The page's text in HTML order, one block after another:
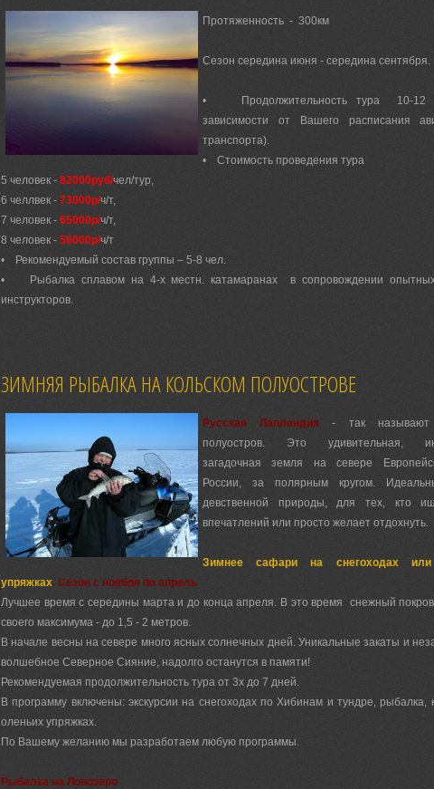
Протяженность - 300км
Сезон середина июня - середина сентября.
• Продолжительность тура 10-
зависимости от Вашего расписания
транспорта).
• Стоимость проведения тура
5 человек - 82000руб/чел/тур,
6 челлвек - 73000р/ч/т,
7 человек - 65000р/ч/т,
8 человек - 56000р/ч/т
• Рекомендуемый состав группы – 5-8 чел.
• Рыбалка сплавом на 4-х местн. катамаранах в сопровождении
инструкторов.
ЗИМНЯЯ РЫБАЛКА НА КОЛЬСКОМ ПОЛУОСТРОВЕ
Русская Лапландия - так называют
полуостров. Это удивительная,
загадочная земля на севере
России, за полярным кругом.
девственной природы, для тех, кто
впечатлений или просто желает отдохнуть.
Зимнее сафари на снегоходах или
упряжках. Сезон с ноября по апрель
Лучшее время с середины марта и до конца апреля. В это время снежный покров
своего максимума - до 1,5 - 2 метров.
В начале весны на севере много ясных солнечных дней. Уникальные закаты и
волшебное Северное Сияние, надолго останутся в памяти!
Рекомендуемая продолжительность тура от 3х до 7 дней.
В программу включены: экскурсии на снегоходах по Хибинам и тундре, рыбалка,
оленьих упряжках.
По Вашему желанию мы разработаем любую программы.
Рыбалка на Ловозеро